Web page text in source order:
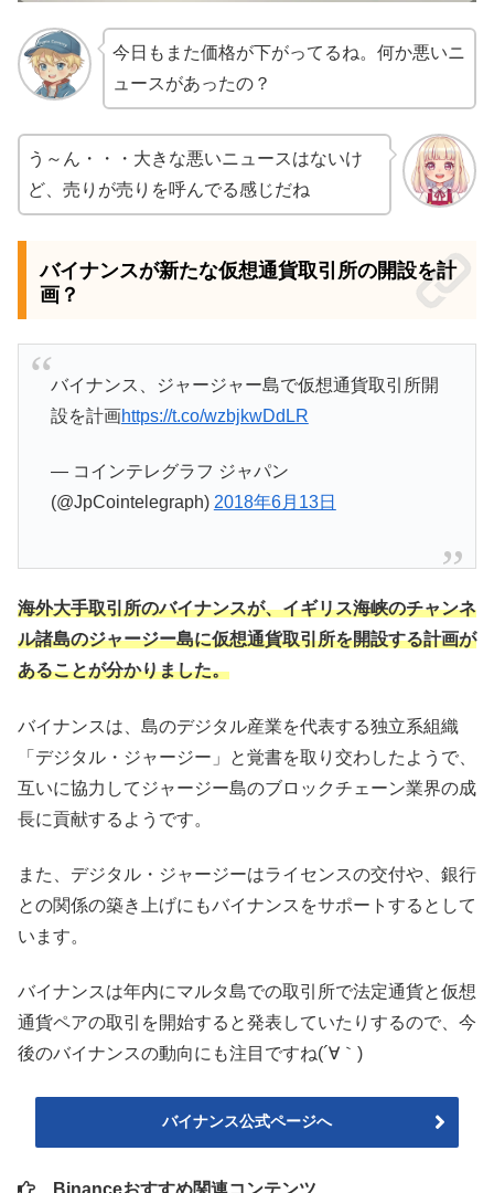
今日もまた価格が下がってるね。何か悪いニ
ュースがあったの？
う～ん・・・大きな悪いニュースはないけ
ど、売りが売りを呼んでる感じだね
バイナンスが新たな仮想通貨取引所の開設を計
画？
バイナンス、ジャージャー島で仮想通貨取引所開
設を計画https://t.co/wzbjkwDdLR
— コインテレグラフ ジャパン
(@JpCointelegraph) 2018年6月13日
海外大手取引所のバイナンスが、イギリス海峡のチャンネ
ル諸島のジャージー島に仮想通貨取引所を開設する計画が
あることが分かりました。
バイナンスは、島のデジタル産業を代表する独立系組織
「デジタル・ジャージー」と覚書を取り交わしたようで、
互いに協力してジャージー島のブロックチェーン業界の成
長に貢献するようです。
また、デジタル・ジャージーはライセンスの交付や、銀行
との関係の築き上げにもバイナンスをサポートするとして
います。
バイナンスは年内にマルタ島での取引所で法定通貨と仮想
通貨ペアの取引を開始すると発表していたりするので、今
後のバイナンスの動向にも注目ですね(´∀｀)
バイナンス公式ページへ